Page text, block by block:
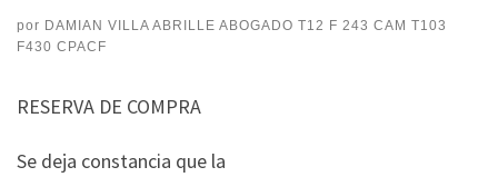
por DAMIAN VILLA ABRILLE ABOGADO T12 F 243 CAM T103
F430 CPACF
RESERVA DE COMPRA
Se deja constancia que la